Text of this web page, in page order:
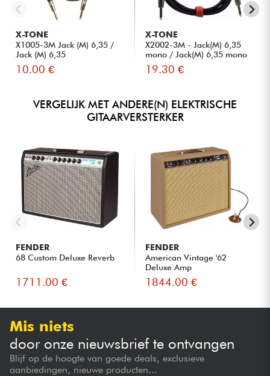
X-TONE
X1005-3M Jack (M) 6,35 /
Jack (M) 6,35
10.00 €
X-TONE
X2002-3M - Jack(M) 6,35
mono / Jack(M) 6,35 mono
S...
19.30 €
VERGELIJK MET ANDERE(N) ELEKTRISCHE
GITAARVERSTERKER
FENDER
68 Custom Deluxe Reverb
1711.00 €
FENDER
American Vintage '62
Deluxe Amp
1844.00 €
Mis niets
door onze nieuwsbrief te ontvangen
Blijf op de hoogte van goede deals, exclusieve
aanbiedingen, nieuwe producten...